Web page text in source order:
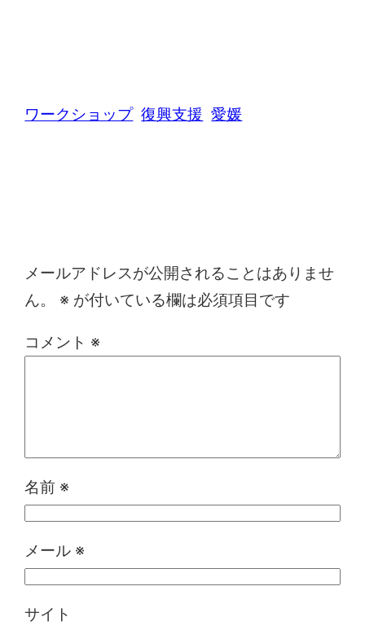
ワークショップ 復興支援 愛媛
メールアドレスが公開されることはありませ
ん。
※ が付いている欄は必須項目です
コメント ※
名前 ※
メール ※
サイト